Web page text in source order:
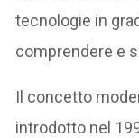
tecnologie in
comprendere e
Il concetto
introdotto nel